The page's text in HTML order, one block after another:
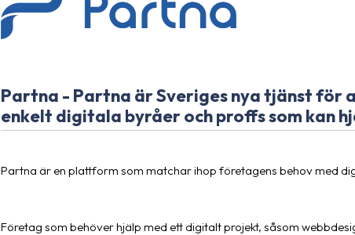
Partna - Partna är Sveriges nya tjänst
enkelt digitala byråer och proffs som kan
Partna är en plattform som matchar ihop företagens behov med
Företag som behöver hjälp med ett digitalt projekt, såsom